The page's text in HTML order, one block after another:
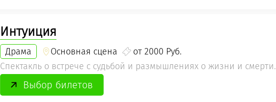
Интуиция
Драма Основная сцена
от 2000 Руб.
Спектакль о встрече с судьбой и размышлениях о жизни и смерти.
Выбор билетов